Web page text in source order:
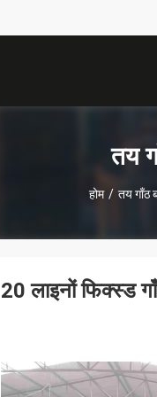
तय
होम / तय गाँठ
20 लाइनों फिक्स्ड